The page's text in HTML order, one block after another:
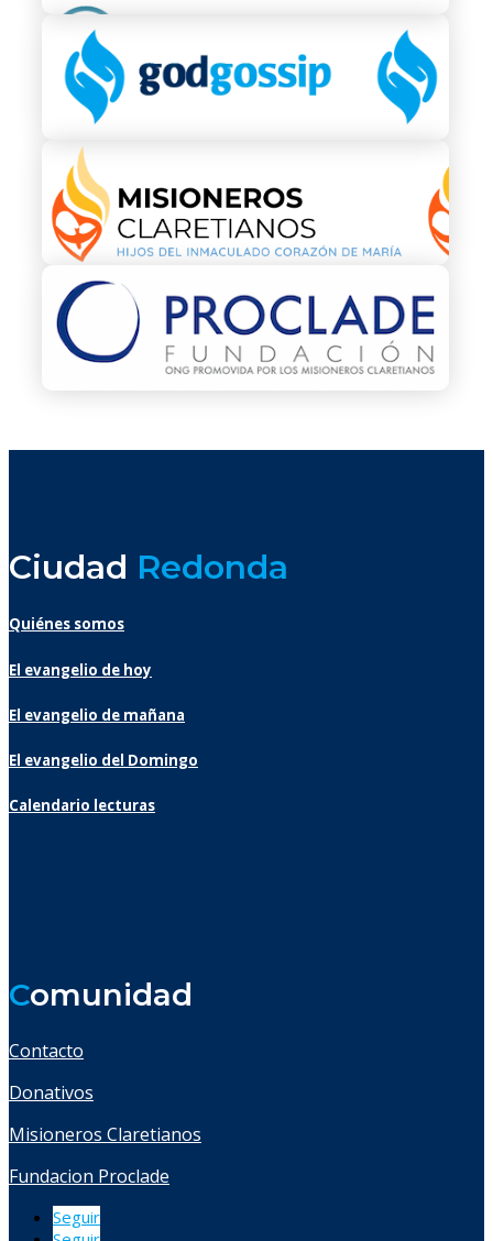
Ciudad Redonda
Quiénes somos
El evangelio de hoy
El evangelio de mañana
El evangelio del Domingo
Calendario lecturas
Comunidad
Contacto
Donativos
Misioneros Claretianos
Fundacion Proclade
Seguir